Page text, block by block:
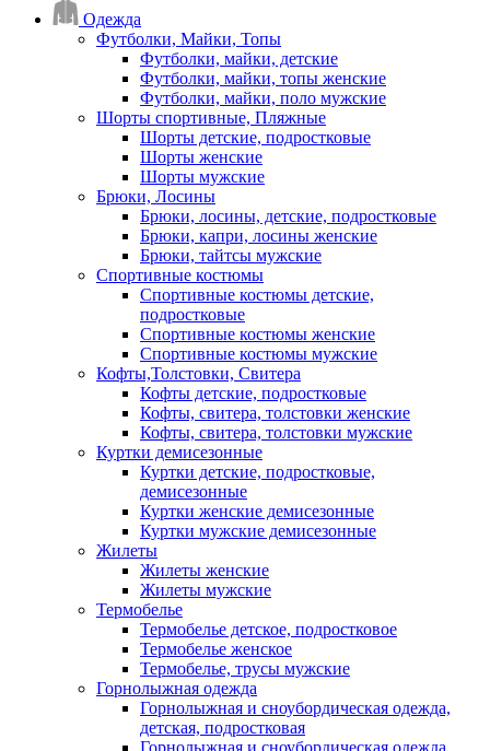
Одежда
Футболки, Майки, Топы
Футболки, майки, детские
Футболки, майки, топы женские
Футболки, майки, поло мужские
Шорты спортивные, Пляжные
Шорты детские, подростковые
Шорты женские
Шорты мужские
Брюки, Лосины
Брюки, лосины, детские, подростковые
Брюки, капри, лосины женские
Брюки, тайтсы мужские
Спортивные костюмы
Спортивные костюмы детские,
подростковые
Спортивные костюмы женские
Спортивные костюмы мужские
Кофты,Толстовки, Свитера
Кофты детские, подростковые
Кофты, свитера, толстовки женские
Кофты, свитера, толстовки мужские
Куртки демисезонные
Куртки детские, подростковые,
демисезонные
Куртки женские демисезонные
Куртки мужские демисезонные
Жилеты
Жилеты женские
Жилеты мужские
Термобелье
Термобелье детское, подростковое
Термобелье женское
Термобелье, трусы мужские
Горнолыжная одежда
Горнолыжная и сноубордическая одежда,
детская, подростковая